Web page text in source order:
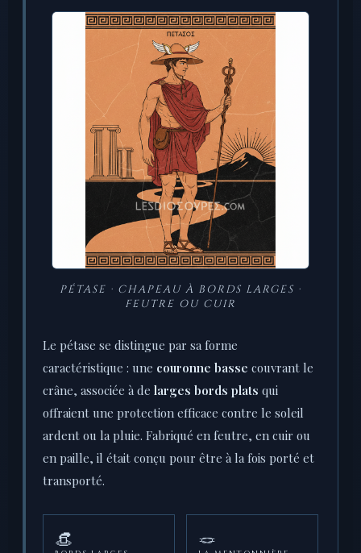
PÉTASE · CHAPEAU À BORDS LARGES ·
FEUTRE OU CUIR
Le pétase se distingue par sa forme
caractéristique : une couronne basse couvrant le
crâne, associée à de larges bords plats qui
offraient une protection efficace contre le soleil
ardent ou la pluie. Fabriqué en feutre, en cuir ou
en paille, il était conçu pour être à la fois porté et
transporté.
👒 🪢